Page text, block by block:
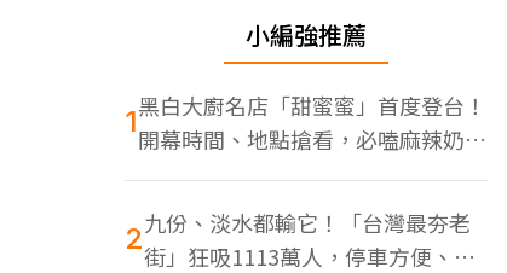
小編強推薦
1黑白大廚名店「甜蜜蜜」首度登台！
開幕時間、地點搶看，必嗑麻辣奶油
蝦
2九份、淡水都輸它！「台灣最夯老
街」狂吸1113萬人，停車方便、特